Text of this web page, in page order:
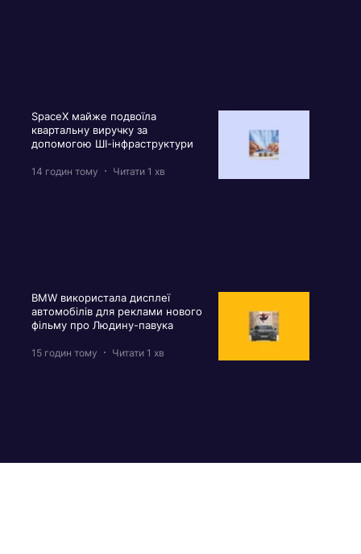
SpaceX майже подвоїла
квартальну виручку за
допомогою ШІ-інфраструктури
14 годин тому Читати 1 хв
BMW використала дисплеї
автомобілів для реклами нового
фільму про Людину-павука
15 годин тому Читати 1 хв